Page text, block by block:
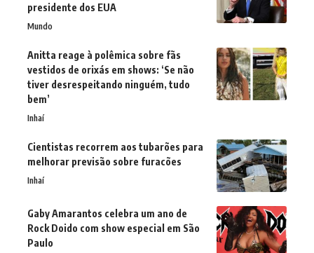
presidente dos EUA
Mundo
Anitta reage à polêmica sobre fãs
vestidos de orixás em shows: ‘Se não
tiver desrespeitando ninguém, tudo
bem’
Inhaí
Cientistas recorrem aos tubarões para
melhorar previsão sobre furacões
Inhaí
Gaby Amarantos celebra um ano de
Rock Doido com show especial em São
Paulo